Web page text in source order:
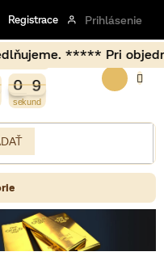
Pri
Registrace Prihlásenie
za
0
1
0 9
0
9